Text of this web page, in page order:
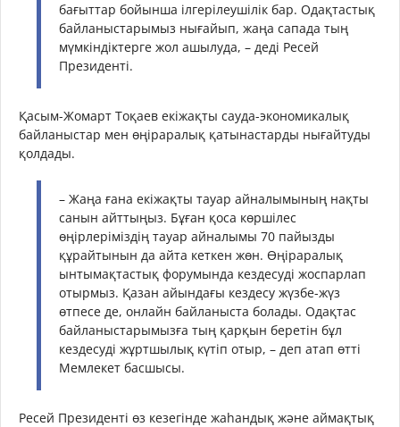
бағыттар бойынша ілгерілеушілік бар. Одақтастық
байланыстарымыз нығайып, жаңа сапада тың
мүмкіндіктерге жол ашылуда, – деді Ресей
Президенті.
Қасым-Жомарт Тоқаев екіжақты сауда-экономикалық
байланыстар мен өңіраралық қатынастарды нығайтуды
қолдады.
– Жаңа ғана екіжақты тауар айналымының нақты
санын айттыңыз. Бұған қоса көршілес
өңірлеріміздің тауар айналымы 70 пайызды
құрайтынын да айта кеткен жөн. Өңіраралық
ынтымақтастық форумында кездесуді жоспарлап
отырмыз. Қазан айындағы кездесу жүзбе-жүз
өтпесе де, онлайн байланыста болады. Одақтас
байланыстарымызға тың қарқын беретін бұл
кездесуді жұртшылық күтіп отыр, – деп атап өтті
Мемлекет басшысы.
Ресей Президенті өз кезегінде жаһандық және аймақтық